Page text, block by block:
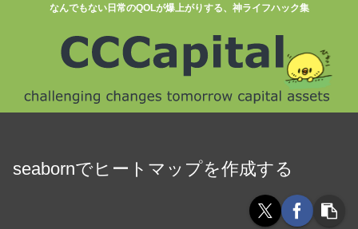
なんでもない日常のQOLが爆上がりする、神ライフハック集
seabornでヒートマップを作成する